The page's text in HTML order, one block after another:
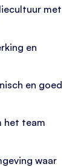
met
en
en goed
het team
waar